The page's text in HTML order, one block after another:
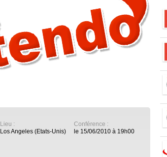
Lieu :
Los Angeles (Etats-Unis)
Conférence :
le 15/06/2010 à 19h00